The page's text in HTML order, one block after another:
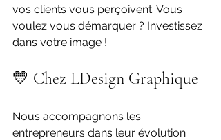
vos clients vous perçoivent. Vous
voulez vous démarquer ? Investissez
dans votre image !
💛 Chez LDesign Graphique
Nous accompagnons les
entrepreneurs dans leur évolution